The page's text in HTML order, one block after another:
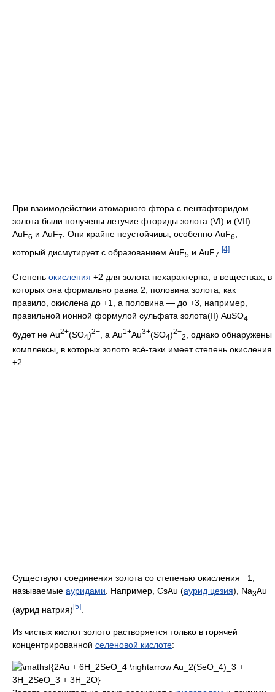
При взаимодействии атомарного фтора с пентафторидом
золота были получены летучие фториды золота (VI) и (VII):
AuF6 и AuF7 . Они крайне неустойчивы, особенно AuF6
который дисмутирует с образованием AuF5 и AuF7
[4]
Степень окисления +2 для золота нехарактерна, в веществах, в
которых она формально равна 2, половина золота, как
правило, окислена до +1, а половина — до +3, например,
правильной ионной формулой сульфата золота(II) AuSO4
будет не Au2+(SO4)2− , а Au1+Au3+(SO4)2−
2
, однако обнаружены
комплексы, в которых золото всё-таки имеет степень окисления
+2.
Существуют соединения золота со степенью окисления −1,
называемые ауридами . Например, CsAu (аурид цезия), Na3Au
(аурид натрия)[5]
Из чистых кислот золото растворяется только в горячей
концентрированной селеновой кислоте: